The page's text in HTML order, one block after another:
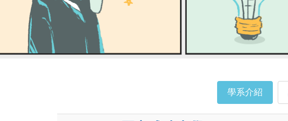
ColleGo! 大學選才與高中育才輔助系統
學系介紹